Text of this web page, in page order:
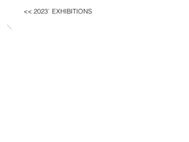
<< 2023` EXHIBITIONS